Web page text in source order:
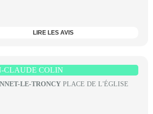
LIRE LES AVIS
CLAUDE COLIN
LE-TRONCY PLACE DE L'ÉGLISE